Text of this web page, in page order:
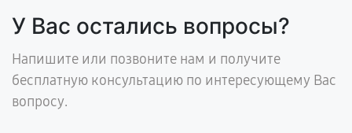
У Вас остались вопросы?
Напишите или позвоните нам и получите
бесплатную консультацию по интересующему Вас
вопросу.